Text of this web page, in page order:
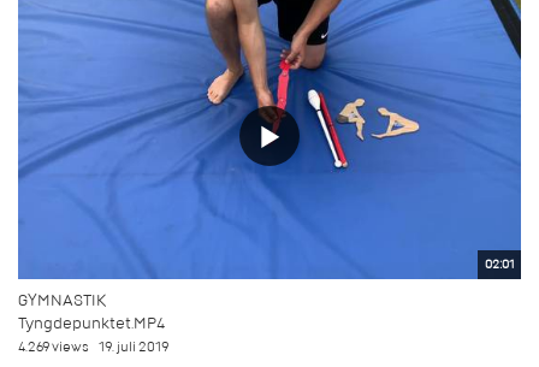
02:01
GYMNASTIK
Tyngdepunktet.MP4
4.269 views 19. juli 2019